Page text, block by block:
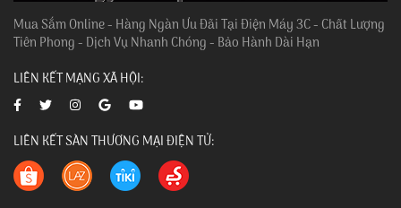
Mua Sắm Online - Hàng Ngàn Ưu Đãi Tại Điện Máy 3C - Chất Lượng
Tiên Phong - Dịch Vụ Nhanh Chóng - Bảo Hành Dài Hạn
LIÊN KẾT MẠNG XÃ HỘI:
LIÊN KẾT SÀN THƯƠNG MẠI ĐIỆN TỬ: